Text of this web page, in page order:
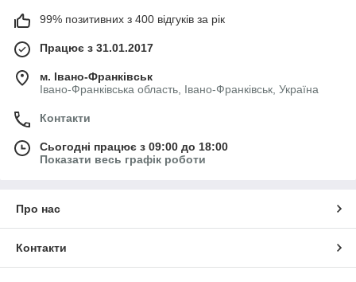
99% позитивних з 400 відгуків за рік
Працює з 31.01.2017
м. Івано-Франківськ
Івано-Франківська область, Івано-Франківськ, Україна
Контакти
Сьогодні працює з 09:00 до 18:00
Показати весь графік роботи
Про нас
Контакти